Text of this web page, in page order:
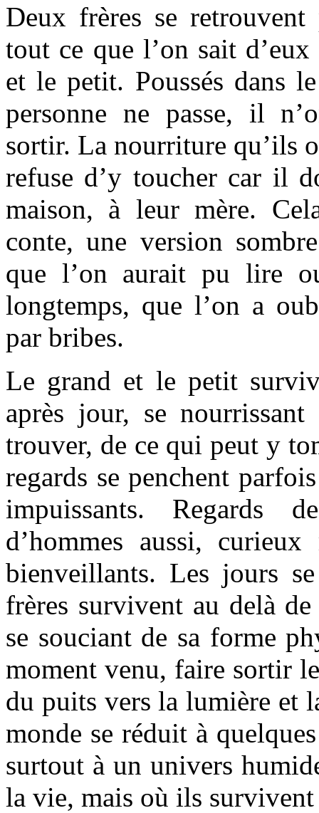
Deux frères se
tout ce que l’on sait
et le petit. Poussés dans
personne ne passe, il
sortir. La nourriture qu’ils
refuse d’y toucher car il
maison, à leur mère.
conte, une version
que l’on aurait pu lire
longtemps, que l’on a
par bribes.
Le grand et le petit
après jour, se
trouver, de ce qui peut y
regards se penchent
impuissants. Regards
d’hommes aussi,
bienveillants. Les jours
frères survivent au delà
se souciant de sa forme
moment venu, faire sortir
du puits vers la lumière et
monde se réduit à
surtout à un univers
la vie, mais où ils